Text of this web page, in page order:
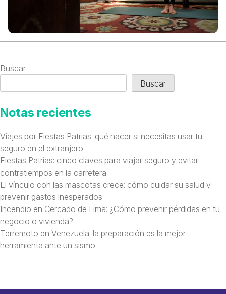
Buscar
Buscar
Notas recientes
Viajes por Fiestas Patrias: qué hacer si necesitas usar tu
seguro en el extranjero
Fiestas Patrias: cinco claves para viajar seguro y evitar
contratiempos en la carretera
El vínculo con las mascotas crece: cómo cuidar su salud y
prevenir gastos inesperados
Incendio en Cercado de Lima: ¿Cómo prevenir pérdidas en tu
negocio o vivienda?
Terremoto en Venezuela: la preparación es la mejor
herramienta ante un sismo